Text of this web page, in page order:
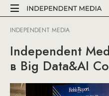
INDEPENDENT MEDIA
Independent
в Big Data&AI